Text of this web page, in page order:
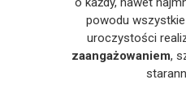
powodu
uroczystości
zaangażowaniem,